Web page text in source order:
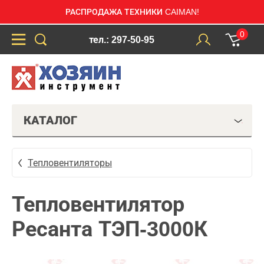
РАСПРОДАЖА ТЕХНИКИ CAIMAN!
тел.: 297-50-95
0
КАТАЛОГ
Тепловентиляторы
Тепловентилятор
Ресанта ТЭП-3000К